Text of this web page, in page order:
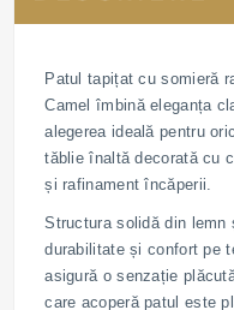
Patul tapițat cu somieră
Camel îmbină eleganța
alegerea ideală pentru
tăblie înaltă decorată cu
și rafinament încăperii.
Structura solidă din lemn
durabilitate și confort pe
asigură o senzație
care acoperă patul este